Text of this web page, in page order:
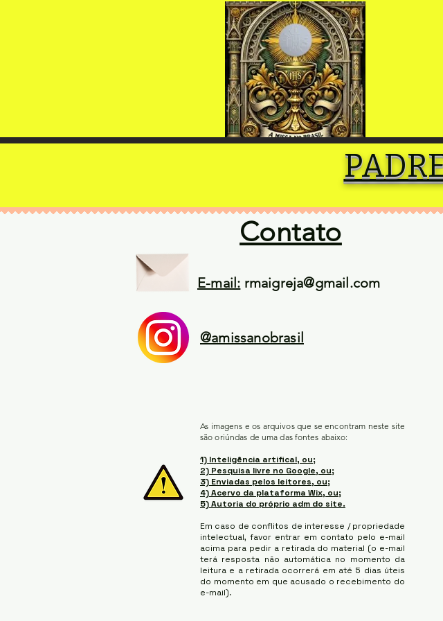
Contato
E-mail: rmaigreja@gmail.com
@amissanobrasil
As imagens e os arquivos que se encontram neste site
são oriúndas de uma das fontes abaixo:
1) Inteligência artifical, ou;
2) Pesquisa livre no Google, ou;
3) Enviadas pelos leitores, ou;
4) Acervo da plataforma Wix, ou;
5) Autoria do próprio adm do site.
Em caso de conflitos de interesse / propriedade
intelectual, favor entrar em contato pelo e-mail
acima para pedir a retirada do material (o e-mail
terá resposta não automática no momento da
leitura e a retirada ocorrerá em até 5 dias úteis
do momento em que acusado o recebimento do
e-mail).